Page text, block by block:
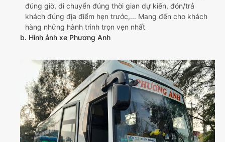
đúng giờ, di chuyển đúng thời gian dự kiến, đón/trả
khách đúng địa điểm hẹn trước,... Mang đến cho khách
hàng những hành trình trọn vẹn nhất
b. Hình ảnh xe Phương Anh